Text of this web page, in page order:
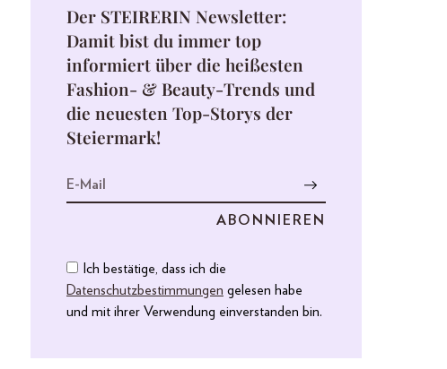
Der STEIRERIN Newsletter:
Damit bist du immer top
informiert über die heißesten
Fashion- & Beauty-Trends und
die neuesten Top-Storys der
Steiermark!
Ich bestätige, dass ich die
Datenschutzbestimmungen gelesen habe
und mit ihrer Verwendung einverstanden bin.